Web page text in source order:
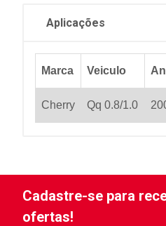
Aplicações
Marca Veiculo
Cherry Qq 0.8/1.0
Cadastre-se para
ofertas!